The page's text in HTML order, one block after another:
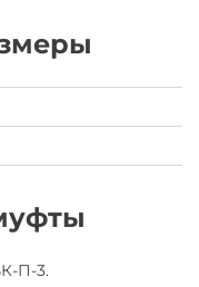
П-3.